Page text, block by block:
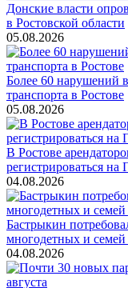
Донские власти
в Ростовской области
05.08.2026
Более 60 нарушений
транспорта в Ростове
05.08.2026
В Ростове
регистрироваться на
04.08.2026
Бастрыкин
многодетных и
04.08.2026